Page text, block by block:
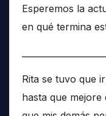
Esperemos la
en qué termina
Rita se tuvo que
hasta que